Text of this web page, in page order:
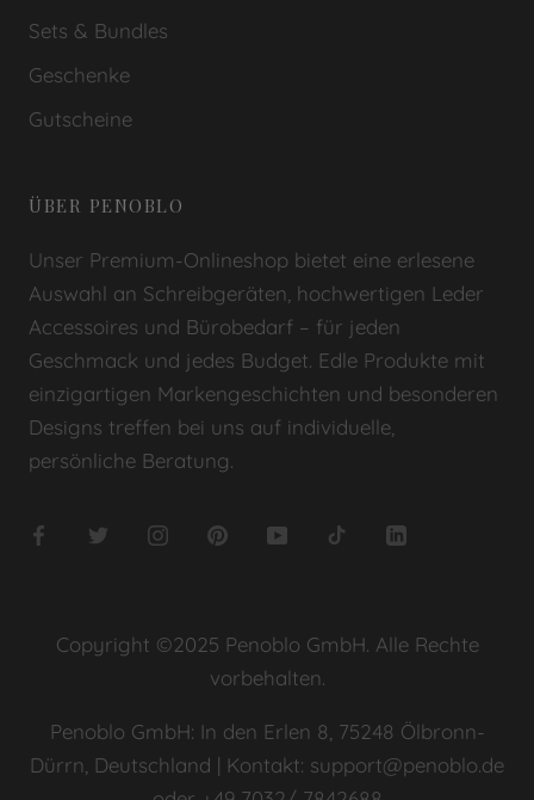
Sets & Bundles
Geschenke
Gutscheine
ÜBER PENOBLO
Unser Premium-Onlineshop bietet eine erlesene
Auswahl an Schreibgeräten, hochwertigen Leder
Accessoires und Bürobedarf – für jeden
Geschmack und jedes Budget. Edle Produkte mit
einzigartigen Markengeschichten und besonderen
Designs treffen bei uns auf individuelle,
persönliche Beratung.
Copyright ©2025 Penoblo GmbH. Alle Rechte
vorbehalten.
Penoblo GmbH: In den Erlen 8, 75248 Ölbronn-
Dürrn, Deutschland | Kontakt: support@penoblo.de